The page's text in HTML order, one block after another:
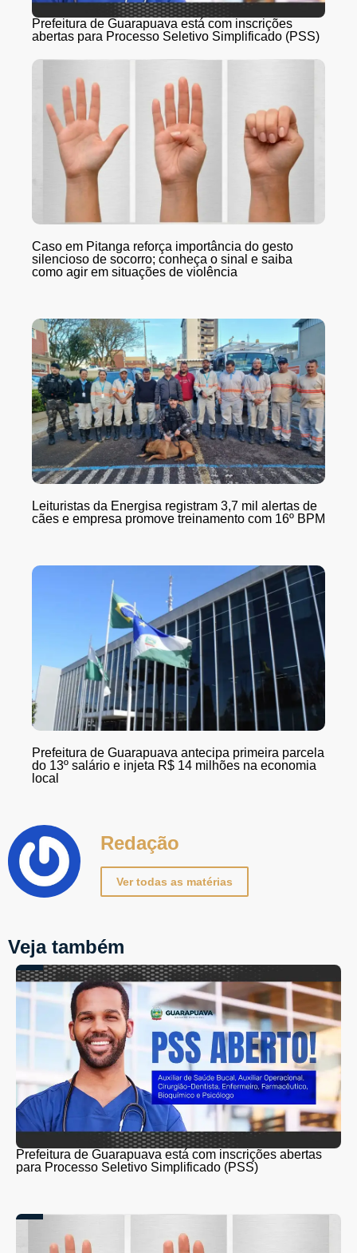
Prefeitura de Guarapuava está com inscrições
abertas para Processo Seletivo Simplificado (PSS)
Caso em Pitanga reforça importância do gesto
silencioso de socorro; conheça o sinal e saiba
como agir em situações de violência
Leituristas da Energisa registram 3,7 mil alertas de
cães e empresa promove treinamento com 16º BPM
Prefeitura de Guarapuava antecipa primeira parcela
do 13º salário e injeta R$ 14 milhões na economia
local
Redação
Ver todas as matérias
Veja também
Prefeitura de Guarapuava está com inscrições abertas
para Processo Seletivo Simplificado (PSS)